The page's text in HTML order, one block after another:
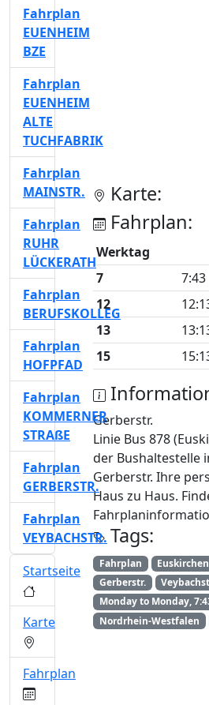
Karte:
Fahrplan:
Werktag
7
7:43
12
13
15
Gerberstr.
Linie Bus 878
der Bushaltestelle
Gerberstr. Ihre
Haus zu Haus.
Tags:
Fahrplan Euskirchen
Gerberstr.
Monday to Monday,
Nordrhein-Westfalen
Fahrplan
EUENHEIM
BZE
Fahrplan
EUENHEIM
ALTE
TUCHFABRIK
Fahrplan
MAINSTR.
Fahrplan
RUHR
LÜCKERATH
Fahrplan
BERUFSKOLLEG
Fahrplan
HOFPFAD
Fahrplan
KOMMERNER
STRAßE
Fahrplan
GERBERSTR.
Fahrplan
VEYBACHSTR.
Startseite
Karte
Fahrplan